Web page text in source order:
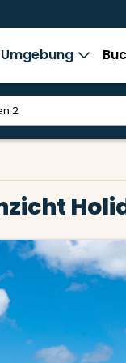
Umgebung
2